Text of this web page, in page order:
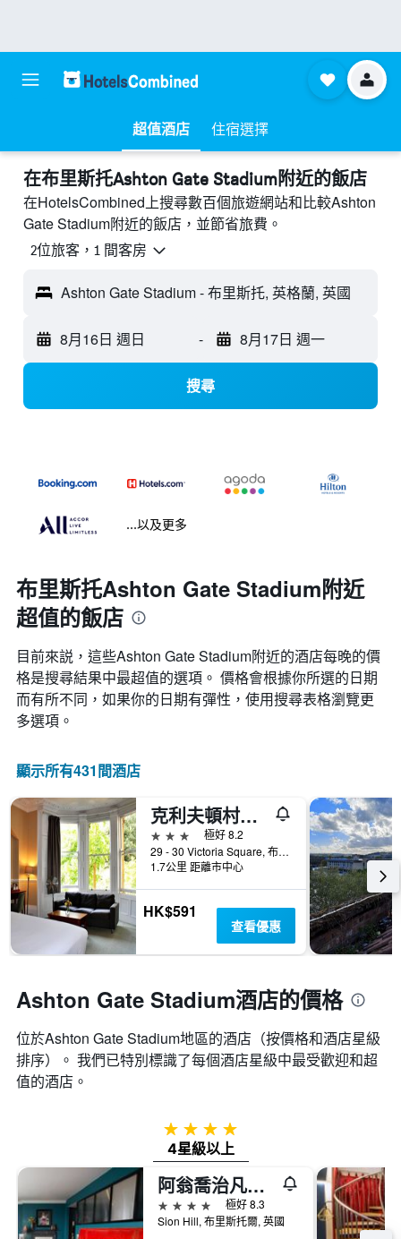
超值酒店 住宿選擇
​在布里斯托Ashton Gate Stadium附近​的飯店
在HotelsCombined上搜尋數百個旅遊網站和比較Ashton
Gate Stadium附近的飯店，並節省旅費。
2位旅客，1 間客房
Ashton Gate Stadium - 布里斯托, 英格蘭, 英國
8月16日 週日 - 8月17日 週一
搜尋
...以及更多
布里斯托Ashton Gate Stadium附近
超值的飯店
目前來説，這些Ashton Gate Stadium​附近的​酒店每晚的價
格是搜尋結果中最超值的選項。 價格會根據你所選的日期
而有所不同，如果你的日期有彈性，使用搜尋表格瀏覽更
多選項。
顯示所有431間酒店
克利夫頓村維多利亞廣場酒店
3星級
極好 8.2
29 - 30 Victoria Square, 布里斯托爾, 英國
1.7公里 距離市中心
HK$591
查看優惠
Ashton Gate Stadium酒店的價格
位於Ashton Gate Stadium​地區的酒店（按價格和酒店星級
排序）。 我們已特別標識了每個酒店星級中最受歡迎和超
值的酒店。
4星級
4星級以上
阿翁喬治凡酒店
4星級
極好 8.3
Sion Hill, 布里斯托爾, 英國